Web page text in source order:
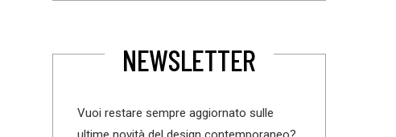
NEWSLETTER
Vuoi restare sempre aggiornato sulle